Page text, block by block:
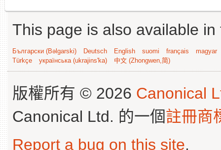
This page is also available
Български (Bəlgarski) Deutsch English suomi français
magyar
Türkçe
українська (ukrajins'ka) 中文 (Zhongwen,简)
版權所有 © 2026 Canonical
Canonical Ltd. 的一個註冊商
Report a bug on this site.